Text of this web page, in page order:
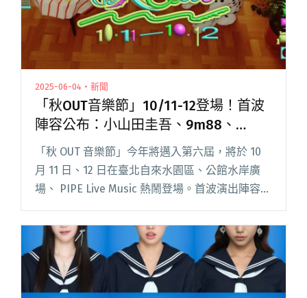
2025-06-04・新聞
「秋OUT音樂節」10/11-12登場！首波
陣容公布：小山田圭吾、9m88、
Karencici、陳嫺靜、Andr
「秋 OUT 音樂節」今年將邁入第六屆，將於 10
月 11 日、12 日在臺北自來水園區、公館水岸廣
場、 PIPE Live Music 熱鬧登場。首波演出陣容公
將二度來台，更預告將以閱讀全文 "「秋OUT音樂
節」10/11-12登場！首波陣容公布：小山田圭
吾、9m88、Karencici、陳嫺靜、Andr"